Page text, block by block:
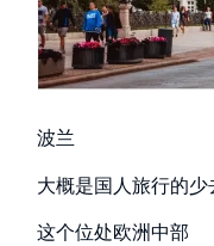
波兰
大概是国人旅行的少
这个位处欧洲中部